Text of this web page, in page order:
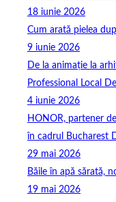
18 iunie 2026
Cum arată pielea
9 iunie 2026
De la animație la
Professional Local
4 iunie 2026
HONOR, partener
în cadrul Bucharest
29 mai 2026
Băile în apă sărată,
19 mai 2026